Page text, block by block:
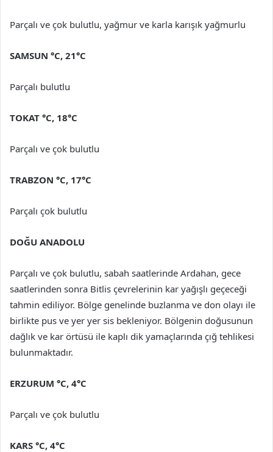
Parçalı ve çok bulutlu, yağmur ve karla karışık yağmurlu
SAMSUN °C, 21°C
Parçalı bulutlu
TOKAT °C, 18°C
Parçalı ve çok bulutlu
TRABZON °C, 17°C
Parçalı çok bulutlu
DOĞU ANADOLU
Parçalı ve çok bulutlu, sabah saatlerinde Ardahan, gece
saatlerinden sonra Bitlis çevrelerinin kar yağışlı geçeceği
tahmin ediliyor. Bölge genelinde buzlanma ve don olayı ile
birlikte pus ve yer yer sis bekleniyor. Bölgenin doğusunun
dağlık ve kar örtüsü ile kaplı dik yamaçlarında çığ tehlikesi
bulunmaktadır.
ERZURUM °C, 4°C
Parçalı ve çok bulutlu
KARS °C, 4°C